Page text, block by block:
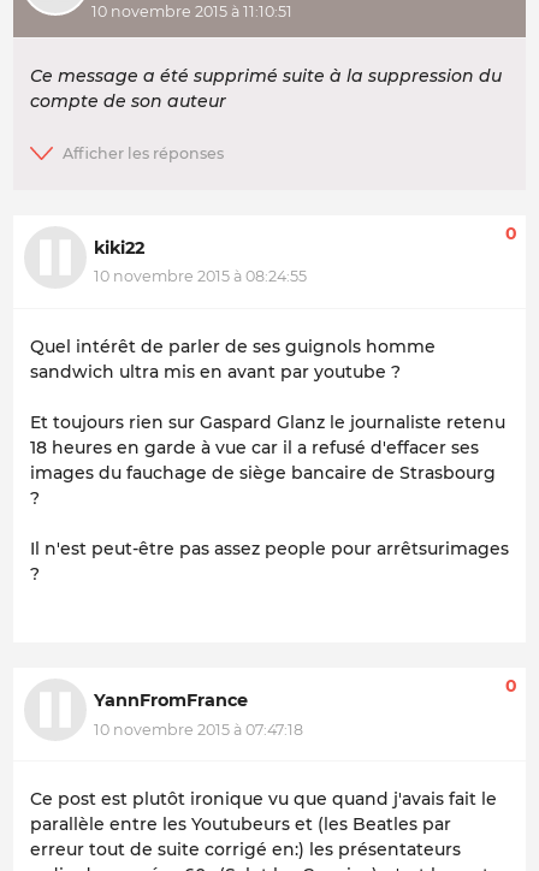
10 novembre 2015 à 11:10:51
Ce message a été supprimé suite à la suppression du
compte de son auteur
kiki22
10 novembre 2015 à 08:24:55
0
Quel intérêt de parler de ses guignols homme
sandwich ultra mis en avant par youtube ?
Et toujours rien sur Gaspard Glanz le journaliste retenu
18 heures en garde à vue car il a refusé d'effacer ses
images du fauchage de siège bancaire de Strasbourg
?
Il n'est peut-être pas assez people pour arrêtsurimages
?
YannFromFrance
10 novembre 2015 à 07:47:18
0
Ce post est plutôt ironique vu que quand j'avais fait le
parallèle entre les Youtubeurs et (les Beatles par
erreur tout de suite corrigé en:) les présentateurs